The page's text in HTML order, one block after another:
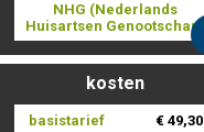
Nascholing aanmelden
NHG (Nederlands
Huisartsen Genootschap)
kosten
basistarief € 49,30